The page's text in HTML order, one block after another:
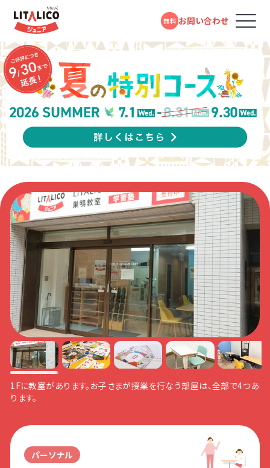
無料 お問い合わせ
コースのご案内
LITALICOジュニアとは
教室を探す
成長事例
入会までの流れ
お役立ちコラム
児童発達支援
LITALICOジュニア パーソナル
巣鴨 教室
ページトップ ポイント 3つの特徴 保護者
お子さまに合わせて、様々な教材を準備しています。お子さまのモチ
ベーションをつくりながら、自主的に授業に取り組めるように、授業
パーソナル
1日目 保護者さま
アンケートに回答
アンケートはこんな内容
アンケート①
普段の生活でできること
現状のお子さまのスキル段階のアンケート
（合計10項目）
身辺自立
生活に自立
数理的処理
問題解決思考
発信／表現
自己主張
受信／読取
他者理解
セルフコントロ
集団参加
1日目 お子さま
1対1の授業での
行動観察
スキルの獲得状
況を確認
感覚の特徴や
行動面の特徴も観察
観察するのはこんなこと
質問したらどんな反応？
指示通りのできるかな？
授業に集中できるかな？
後日 保護者さま
報告書をもとに
した面談
分析
したお子さまの特徴
サポートの優先度
スキルの優先順位
持ち帰れるのはこんな情報
質問したらどんな反応？
必要なサポートの優先度
自宅でできる解決の手立て
小学生になり行き渋りが増えた
お子さまも少しずつ自信がつき、チャレンジ
する回数が増えた！
できないとすぐ諦めてしまう
なかなか褒めるところが見つからないことが
悩みだったAくんの保護者さま。
お子さまが頑張っているポイントを見つける
コツをお伝えしながら、お子さまに合った関
わり方を一緒に考えました！
何度も言わないと準備が進まない
忘れ物が多い
毎日のことが習慣化できない
毎日同じことで怒ってばかりで、ストレスが溜
まってしまっていたBさんの保護者さま。
行動をスムーズに促すために、お子さまに合
った環境の工夫を一緒に考えました！
何を言っても「うるさい」と反抗的な様子
自分で考えて行動することが苦手
思春期のお子さまは、発達段階として、自分
で物事を解決していく力を育てている途中。
お子さまが「自分で考え、 行動すること」をサ
ポートできる関わりについて一緒に考えまし
た！
Google mapで見る
JR改札を通ったら、「正
面口」から外に出ます。
ななめ右前方の横断歩
Google mapで見る
【地下鉄A2出口】から地
上に出ます。
一つ目の角（三井住友銀
前）を左に曲がります。